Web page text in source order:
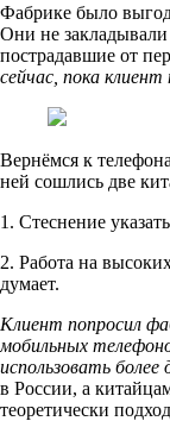
Фабрике было
Они не
пострадавшие от
сейчас, пока клиент
Вернёмся к
ней сошлись две
1. Стеснение
2. Работа на
думает.
Клиент попросил
мобильных
использовать
в России, а
теоретически